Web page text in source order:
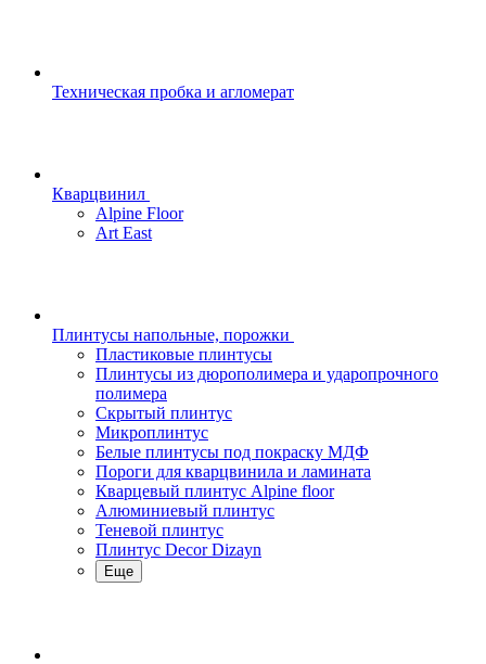
Техническая пробка и агломерат
Кварцвинил
Alpine Floor
Art East
Плинтусы напольные, порожки
Пластиковые плинтусы
Плинтусы из дюрополимера и ударопрочного
полимера
Скрытый плинтус
Микроплинтус
Белые плинтусы под покраску МДФ
Пороги для кварцвинила и ламината
Кварцевый плинтус Alpine floor
Алюминиевый плинтус
Теневой плинтус
Плинтус Decor Dizayn
Еще